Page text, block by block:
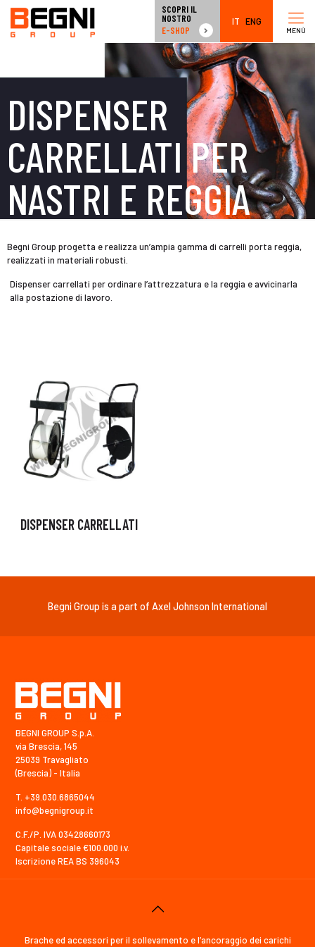
MENÙ
SCOPRI IL
NOSTRO
E-SHOP
IT ENG
DISPENSER
CARRELLATI PER
NASTRI E REGGIA
Begni Group progetta e realizza un’ampia gamma di carrelli porta reggia,
realizzati in materiali robusti.
Dispenser carrellati per ordinare l’attrezzatura e la reggia e avvicinarla
alla postazione di lavoro.
DISPENSER CARRELLATI
Begni Group is a part of Axel Johnson International
BEGNI GROUP S.p.A.
via Brescia, 145
25039 Travagliato
(Brescia) - Italia
T. +39.030.6865044
info@begnigroup.it
C.F./P. IVA 03428660173
Capitale sociale €100.000 i.v.
Iscrizione REA BS 396043
Brache ed accessori per il sollevamento e l’ancoraggio dei carichi